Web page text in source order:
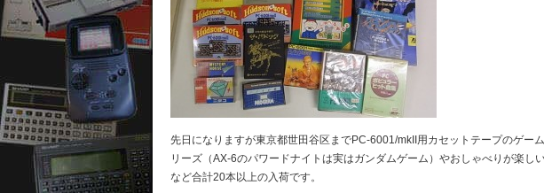
先日になりますが東京都世田谷区までPC-6001/mkII用カセットテープのゲー
リーズ（AX-6のパワードナイトは実はガンダムゲーム）やおしゃべりが楽し
など合計20本以上の入荷です。